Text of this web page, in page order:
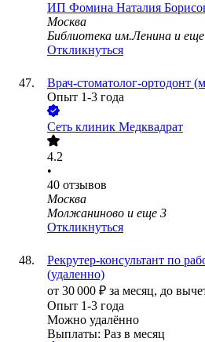
ИП Фомина Наталия
Москва
Библиотека им.Ленина и еще
Откликнуться
Врач-стоматолог-ортодонт
Опыт 1-3 года
Сеть клиник Медквадрат
4.2
•
40 отзывов
Москва
Молжаниново и еще 3
Откликнуться
Рекрутер-консультант по
(удаленно)
от 30 000 ₽ за месяц, до
Опыт 1-3 года
Можно удалённо
Выплаты: Раз в месяц